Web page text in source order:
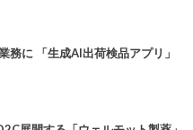
務に 「生成AI出荷検品アプリ」